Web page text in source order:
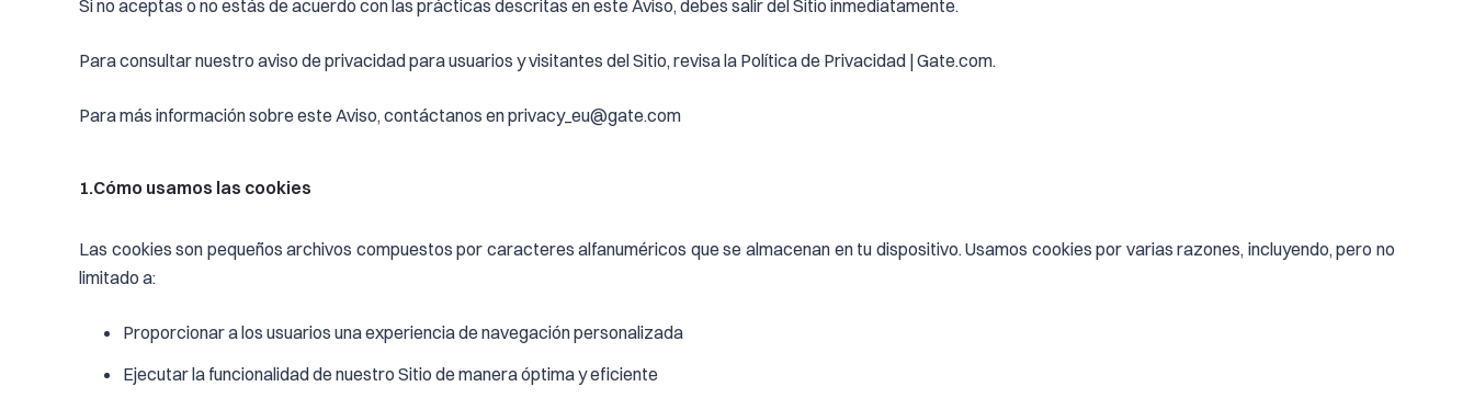
Si no aceptas o no estás de acuerdo con las prácticas descritas en este Aviso, debes salir del Sitio inmediatamente.
Para consultar nuestro aviso de privacidad para usuarios y visitantes del Sitio, revisa la Política de Privacidad | Gate.com.
Para más información sobre este Aviso, contáctanos en privacy_eu@gate.com
1.Cómo usamos las cookies
Las cookies son pequeños archivos compuestos por caracteres alfanuméricos que se almacenan en tu dispositivo. Usamos cookies por varias razones, incluyendo, pero no
limitado a:
Proporcionar a los usuarios una experiencia de navegación personalizada
Ejecutar la funcionalidad de nuestro Sitio de manera óptima y eficiente